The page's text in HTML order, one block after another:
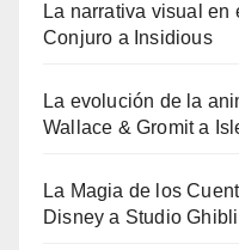
La narrativa visual en
Conjuro a Insidious
La evolución de la
Wallace & Gromit a
La Magia de los
Disney a Studio Ghibli